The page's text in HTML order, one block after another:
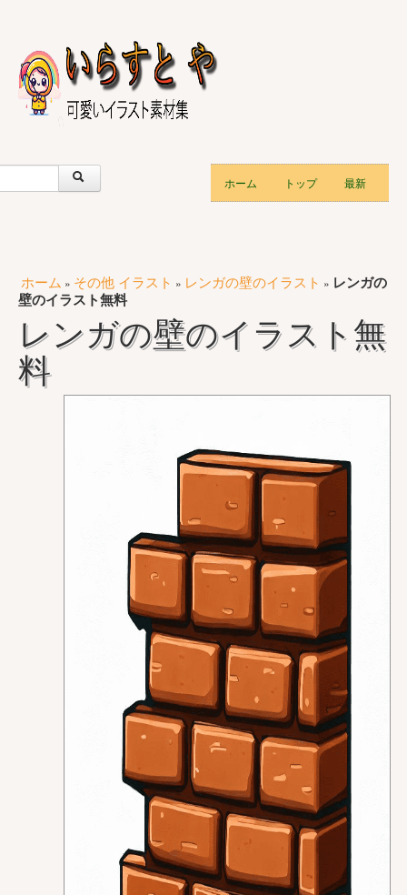
ホーム トップ 最新
ホーム » その他 イラスト » レンガの壁のイラスト » レンガの
壁のイラスト無料
レンガの壁のイラスト無
料